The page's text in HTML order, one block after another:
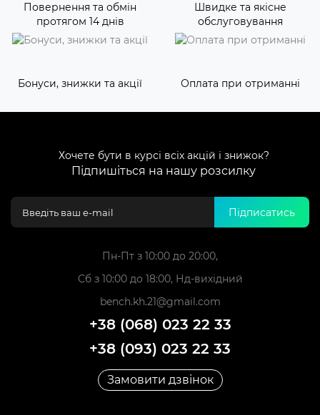
Повернення та обмін
протягом 14 днів
Швидке та якісне
обслуговування
Бонуси, знижки та акції Оплата при отриманні
Хочете бути в курсі всіх акцій і знижок?
Підпишіться на нашу розсилку
Підписатись
Пн-Пт з 10:00 до 20:00,
Сб з 10:00 до 18:00, Нд-вихідний
bench.kh.21@gmail.com
+38 (068) 023 22 33
+38 (093) 023 22 33
Замовити дзвінок